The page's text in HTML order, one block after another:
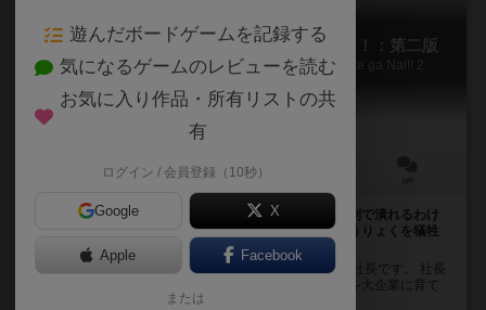
俺の会社が労働裁判で潰れるわけがない！！：第二版
Ore no Kaisha ga Rodo Saiban de Tsubureru Wake ga Nai!! 2
1～20分
あの大人気ゲーム（当社調べ）、「俺の会社が労働裁判で潰れるわけ
がない！！」がパワーアップして帰ってきた！ろうどうりょくを犠牲
にしてりえきを荒稼ぎしよう！
「ろうどうりょく」を「りえき」にかえろ！ あなたは社長です。 社長
の目的はライバル会社を出し抜いて、一刻も早く弊社を大企業に育て
あげることです！ 社員である「ろうど...
遊んだボードゲームを記録する
気になるゲームのレビューを読む
お気に入り作品・所有リストの共
有
ログイン / 会員登録（10秒）
Google X
Apple Facebook
または